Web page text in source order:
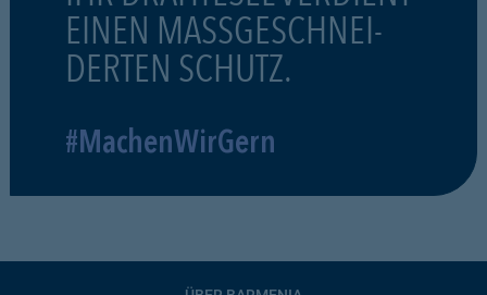
EINEN MASSGESCHNEI-
DERTEN SCHUTZ.
#MachenWirGern